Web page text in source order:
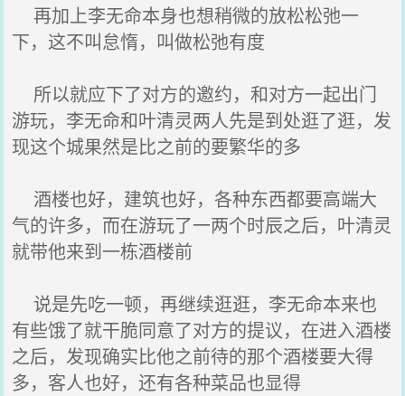
再加上李无命本身也想稍微的放松松弛一
下，这不叫怠惰，叫做松弛有度
所以就应下了对方的邀约，和对方一起出门
游玩，李无命和叶清灵两人先是到处逛了逛，发
现这个城果然是比之前的要繁华的多
酒楼也好，建筑也好，各种东西都要高端大
气的许多，而在游玩了一两个时辰之后，叶清灵
就带他来到一栋酒楼前
说是先吃一顿，再继续逛逛，李无命本来也
有些饿了就干脆同意了对方的提议，在进入酒楼
之后，发现确实比他之前待的那个酒楼要大得
多，客人也好，还有各种菜品也显得